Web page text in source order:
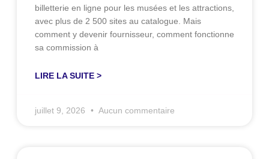
billetterie en ligne pour les musées et les attractions,
avec plus de 2 500 sites au catalogue. Mais
comment y devenir fournisseur, comment fonctionne
sa commission à
LIRE LA SUITE >
juillet 9, 2026 Aucun commentaire